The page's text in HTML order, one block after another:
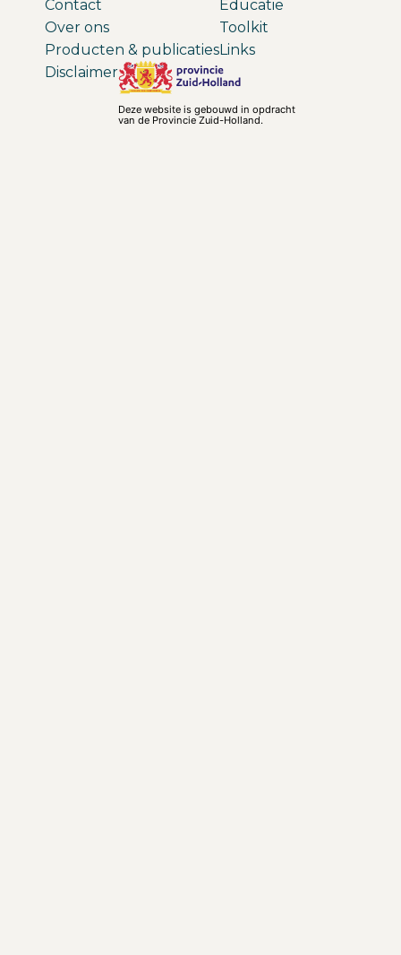
Contact
Over ons
Producten & publicaties
Educatie
Toolkit
Links
Disclaimer
Deze website is gebouwd in opdracht
van de Provincie Zuid-Holland.